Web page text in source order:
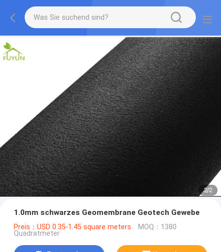
2/2
1.0mm schwarzes Geomembrane Geotech Gewebe
Preis：USD 0.35-1.45 square meters MOQ：1380
Quadratmeter